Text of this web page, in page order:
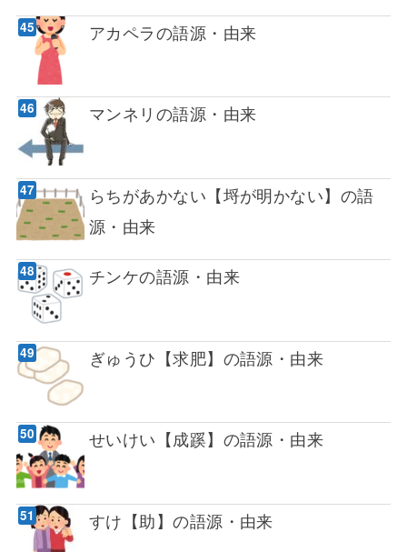
アカペラの語源・由来
マンネリの語源・由来
らちがあかない【埒が明かない】の語
源・由来
チンケの語源・由来
ぎゅうひ【求肥】の語源・由来
せいけい【成蹊】の語源・由来
すけ【助】の語源・由来